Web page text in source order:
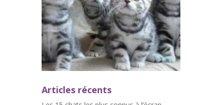
Articles récents